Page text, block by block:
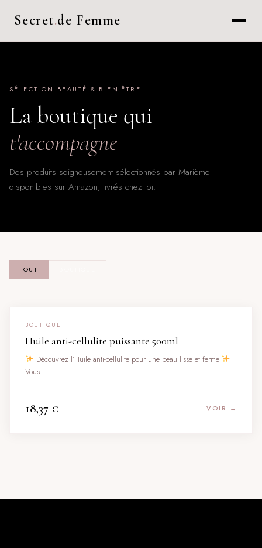
Secret.de Femme
SÉLECTION BEAUTÉ & BIEN-ÊTRE
La boutique qui
t'accompagne
Des produits soigneusement sélectionnés par Marième —
disponibles sur Amazon, livrés chez toi.
TOUT
BOUTIQUE
Huile anti-cellulite puissante 500ml
Découvrez l’Huile anti-cellulite pour une peau lisse et ferme
Vous…
18,37 € VOIR →